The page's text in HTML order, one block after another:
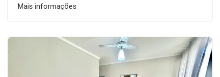
Mais informações